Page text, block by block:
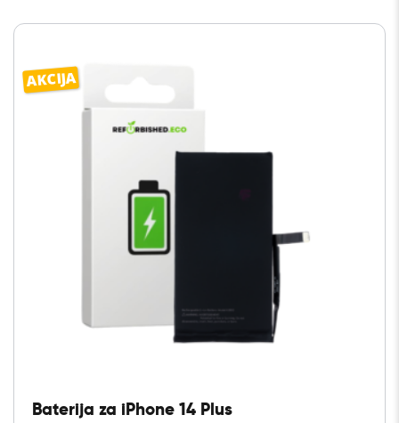
AKCIJA
Baterija za iPhone 14 Plus